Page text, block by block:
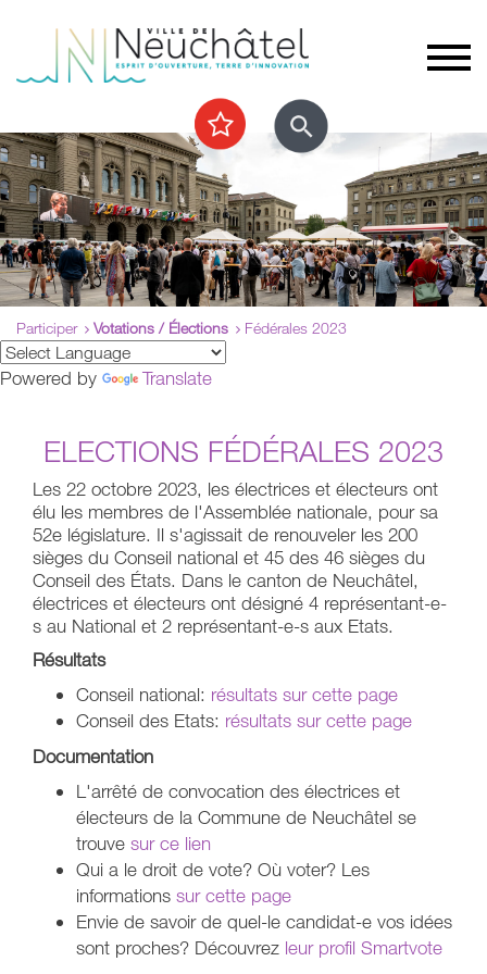
Participer Votations / Élections Fédérales 2023
Powered by Translate
ELECTIONS FÉDÉRALES 2023
Les 22 octobre 2023, les électrices et électeurs ont
élu les membres de l'Assemblée nationale, pour sa
52e législature. Il s'agissait de renouveler les 200
sièges du Conseil national et 45 des 46 sièges du
Conseil des États. Dans le canton de Neuchâtel,
électrices et électeurs ont désigné 4 représentant-e-
s au National et 2 représentant-e-s aux Etats.
Résultats
Conseil national: résultats sur cette page
Conseil des Etats: résultats sur cette page
Documentation
L'arrêté de convocation des électrices et
électeurs de la Commune de Neuchâtel se
trouve sur ce lien
Qui a le droit de vote? Où voter? Les
informations sur cette page
Envie de savoir de quel-le candidat-e vos idées
sont proches? Découvrez leur profil Smartvote